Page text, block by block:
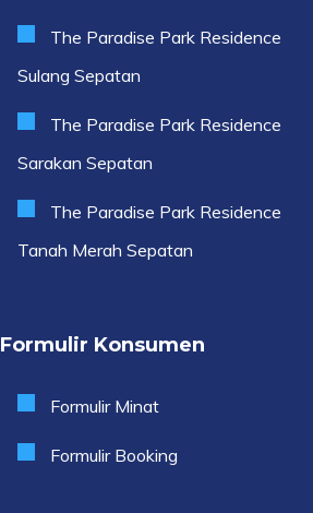
The Paradise Park Residence
Sulang Sepatan
The Paradise Park Residence
Sarakan Sepatan
The Paradise Park Residence
Tanah Merah Sepatan
Formulir Konsumen
Formulir Minat
Formulir Booking